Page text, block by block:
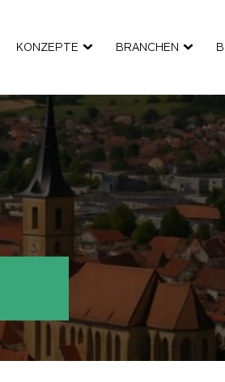
KONZEPTE BRANCHEN